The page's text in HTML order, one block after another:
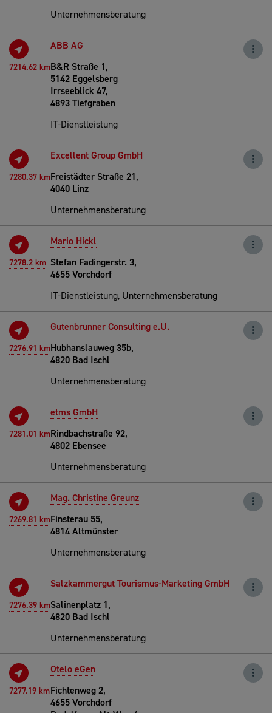
Unternehmensberatung
7214.62 km
ABB AG
B&R Straße 1,
5142 Eggelsberg
Irrseeblick 47,
4893 Tiefgraben
IT-Dienstleistung
7280.37 km
Excellent Group GmbH
Freistädter Straße 21,
4040 Linz
Unternehmensberatung
7278.2 km
Mario Hickl
Stefan Fadingerstr. 3,
4655 Vorchdorf
IT-Dienstleistung, Unternehmensberatung
7276.91 km
Gutenbrunner Consulting e.U.
Hubhanslauweg 35b,
4820 Bad Ischl
Unternehmensberatung
7281.01 km
etms GmbH
Rindbachstraße 92,
4802 Ebensee
Unternehmensberatung
7269.81 km
Mag. Christine Greunz
Finsterau 55,
4814 Altmünster
Unternehmensberatung
7276.39 km
Salzkammergut Tourismus-Marketing GmbH
Salinenplatz 1,
4820 Bad Ischl
Unternehmensberatung
7277.19 km
Otelo eGen
Fichtenweg 2,
4655 Vorchdorf